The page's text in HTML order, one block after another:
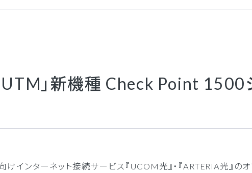
クラウド接続
UCOM光 レジデンス e-mansion
取得認証 アルテリアグループの多様な働
新卒採用情報 中途採用情報
UTM」新機種 Check Point
インターネット接続サービス『UCOM光』・『ARTERIA光』の